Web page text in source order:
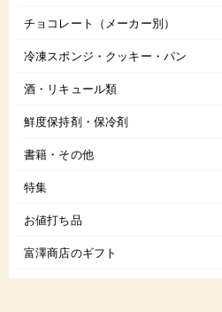
チョコレート（メーカー別）
冷凍スポンジ・クッキー・パン
酒・リキュール類
鮮度保持剤・保冷剤
書籍・その他
特集
お値打ち品
富澤商店のギフト